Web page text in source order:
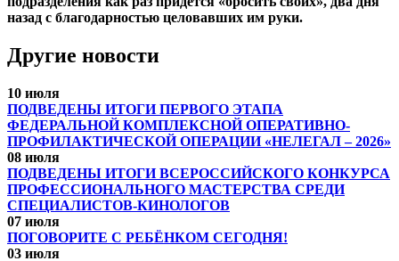
назад с благодарностью целовавших им руки.
Другие новости
10 июля
ПОДВЕДЕНЫ ИТОГИ ПЕРВОГО ЭТАПА
ФЕДЕРАЛЬНОЙ КОМПЛЕКСНОЙ ОПЕРАТИВНО-
ПРОФИЛАКТИЧЕСКОЙ ОПЕРАЦИИ «НЕЛЕГАЛ – 2026»
08 июля
ПОДВЕДЕНЫ ИТОГИ ВСЕРОССИЙСКОГО КОНКУРСА
ПРОФЕССИОНАЛЬНОГО МАСТЕРСТВА СРЕДИ
СПЕЦИАЛИСТОВ-КИНОЛОГОВ
07 июля
ПОГОВОРИТЕ С РЕБЁНКОМ СЕГОДНЯ!
03 июля